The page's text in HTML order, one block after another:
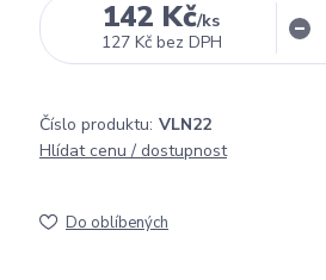
142 Kč/ks
127 Kč bez DPH
Číslo produktu: VLN22
Hlídat cenu / dostupnost
Do oblíbených